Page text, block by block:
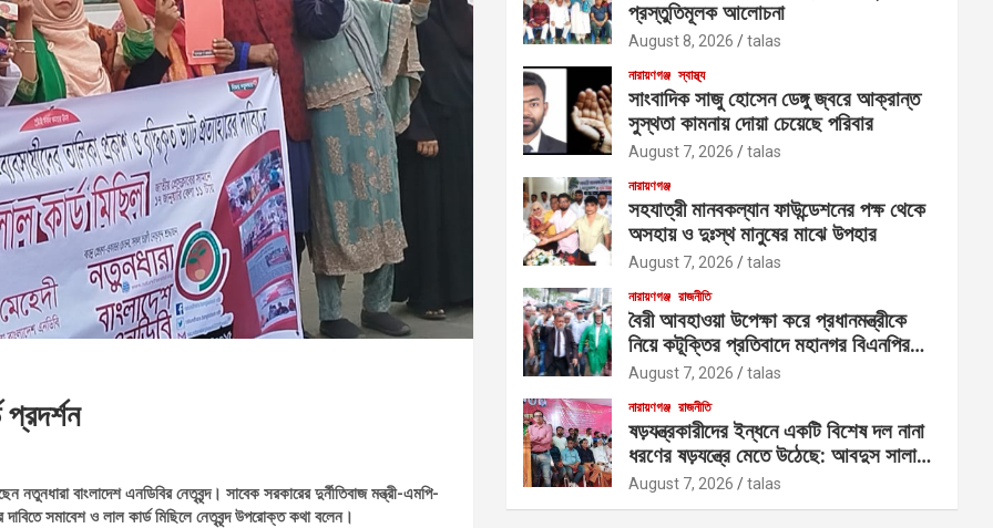
প্রদর্শন
নতুনধারা বাংলাদেশ এনডিবির নেতৃবৃন্দ। সাবেক সরকারের দুর্নীতিবাজ মন্ত্রী-এমপি-
সমাবেশ ও লাল কার্ড মিছিলে নেতৃবৃন্দ উপরোক্ত কথা বলেন।
প্রস্তুতিমূলক আলোচনা
August 8, 2026 talas
নারায়ণগঞ্জ স্বাস্থ্য
সাংবাদিক সাজু হোসেন ডেঙ্গু জ্বরে আক্রান্ত
সুস্থতা কামনায় দোয়া চেয়েছে পরিবার
August 7, 2026 talas
নারায়ণগঞ্জ
সহযাত্রী মানবকল্যান ফাউন্ডেশনের পক্ষ থেকে
অসহায় ও দুঃস্থ মানুষের মাঝে উপহার
August 7, 2026 talas
নারায়ণগঞ্জ রাজনীতি
বৈরী আবহাওয়া উপেক্ষা করে প্রধানমন্ত্রীকে
নিয়ে কটূক্তির প্রতিবাদে মহানগর বিএনপির
বিক্ষোভ
August 7, 2026 talas
নারায়ণগঞ্জ রাজনীতি
ষড়যন্ত্রকারীদের ইন্ধনে একটি বিশেষ দল নানা
ধরণের ষড়যন্ত্রে মেতে উঠেছে: আবদুস সালাম
আজাদ
August 7, 2026 talas